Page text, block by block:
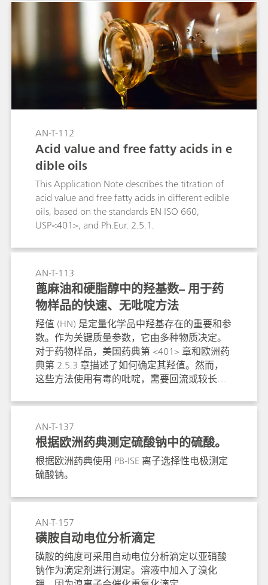
AN-T-112
Acid value and free fatty acids in e
dible oils
This Application Note describes the titration of
acid value and free fatty acids in different edible
oils, based on the standards EN ISO 660,
USP<401>, and Ph.Eur. 2.5.1.
AN-T-113
蓖麻油和硬脂醇中的羟基数– 用于药
物样品的快速、无吡啶方法
羟值 (HN) 是定量化学品中羟基存在的重要和参
数。作为关键质量参数，它由多种物质决定。
对于药物样品，美国药典第 <401> 章和欧洲药
典第 2.5.3 章描述了如何确定其羟值。然而，
这些方法使用有毒的吡啶，需要回流或较长的
符合 ASTM E1899 的替代方法。该方法不含吡
啶，不需要回流或较长的反应时间。在室温下
进行测定，仅需很小的样品量。使用全自动
OMNIS 系统进行分析工作（包括所有准备步
骤）。这样可以对多个样品进行平行分析，从
而将实验室的生产率提高 50％。
AN-T-137
根据欧洲药典测定硫酸钠中的硫酸。
根据欧洲药典使用 PB-ISE 离子选择性电极测定
硫酸钠。
AN-T-157
磺胺自动电位分析滴定
磺胺的纯度可采用自动电位分析滴定以亚硝酸
钠作为滴定剂进行测定。溶液中加入了溴化